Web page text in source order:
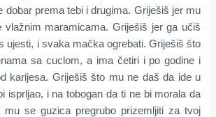
dobar prema tebi i drugima. Griješiš jer mu
vlažnim maramicama. Griješiš jer ga učiš
ujesti, i svaka mačka ogrebati. Griješiš što
sa cuclom, a ima četiri i po godine i
karijesa. Griješiš što mu ne daš da ide u
isprljao, i na tobogan da ti ne bi morala da
se guzica pregrubo prizemljiti za tvoj